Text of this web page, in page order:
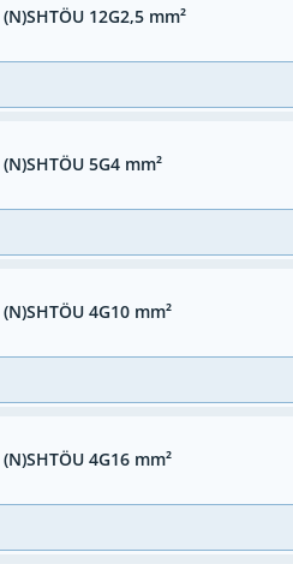
12G2,5 mm²
5G4 mm²
4G10 mm²
4G16 mm²